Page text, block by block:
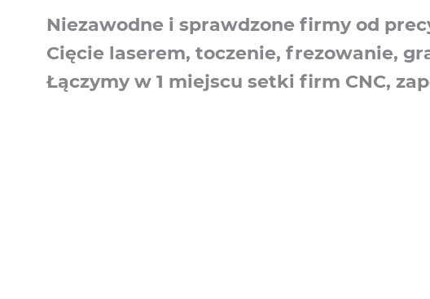
Niezawodne i sprawdzone firmy od
Cięcie laserem, toczenie, frezowanie,
Łączymy w 1 miejscu setki firm CNC,